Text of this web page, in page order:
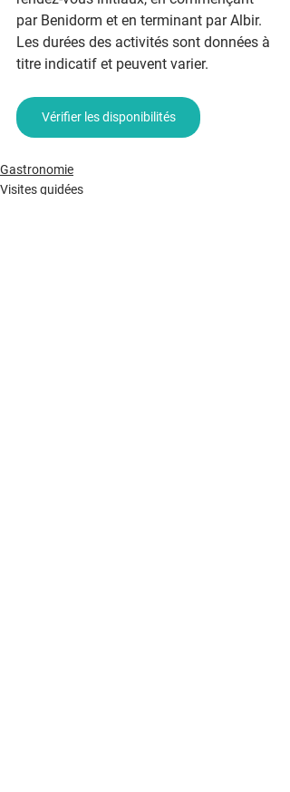
par Benidorm et en terminant par Albir.
Les durées des activités sont données à
titre indicatif et peuvent varier.
Vérifier les disponibilités
Gastronomie
Visites guidées